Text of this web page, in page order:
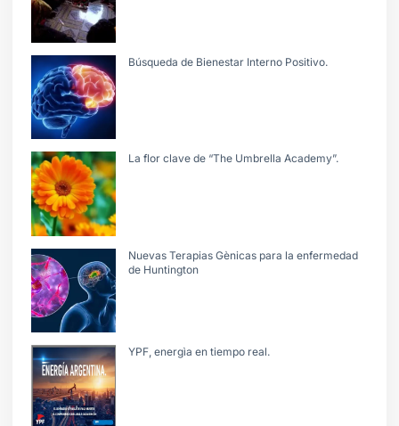
Búsqueda de Bienestar Interno Positivo.
La flor clave de “The Umbrella Academy”.
Nuevas Terapias Gènicas para la enfermedad
de Huntington
YPF, energìa en tiempo real.